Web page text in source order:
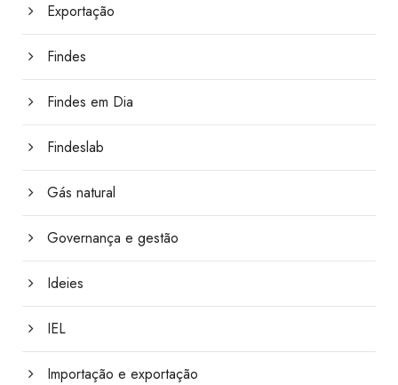
Exportação
Findes
Findes em Dia
Findeslab
Gás natural
Governança e gestão
Ideies
IEL
Importação e exportação